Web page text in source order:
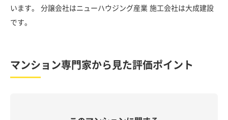
います。 分譲会社はニューハウジング産業 施工会社は大成建設
です。
マンション専門家から見た評価ポイント